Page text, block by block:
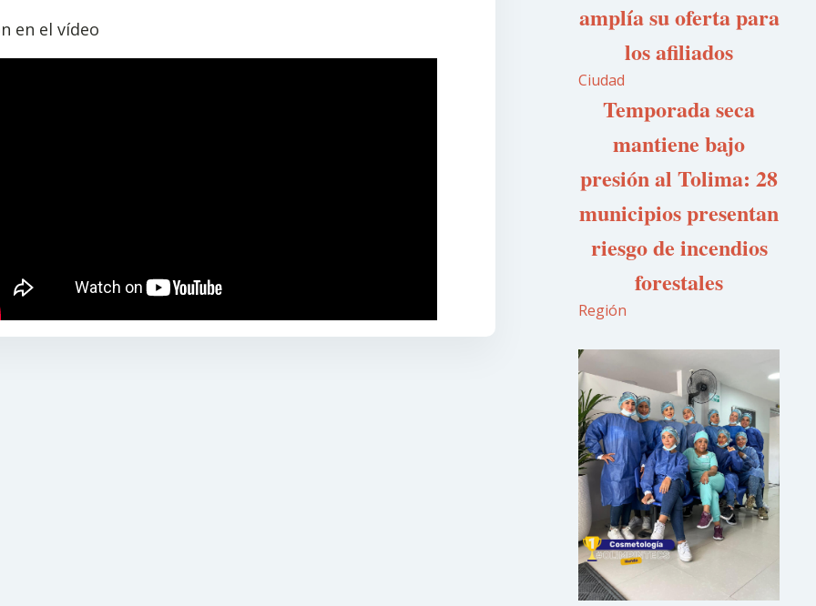
en el vídeo
amplía su oferta para
los afiliados
Ciudad
Temporada seca
mantiene bajo
presión al Tolima: 28
municipios presentan
riesgo de incendios
forestales
Región